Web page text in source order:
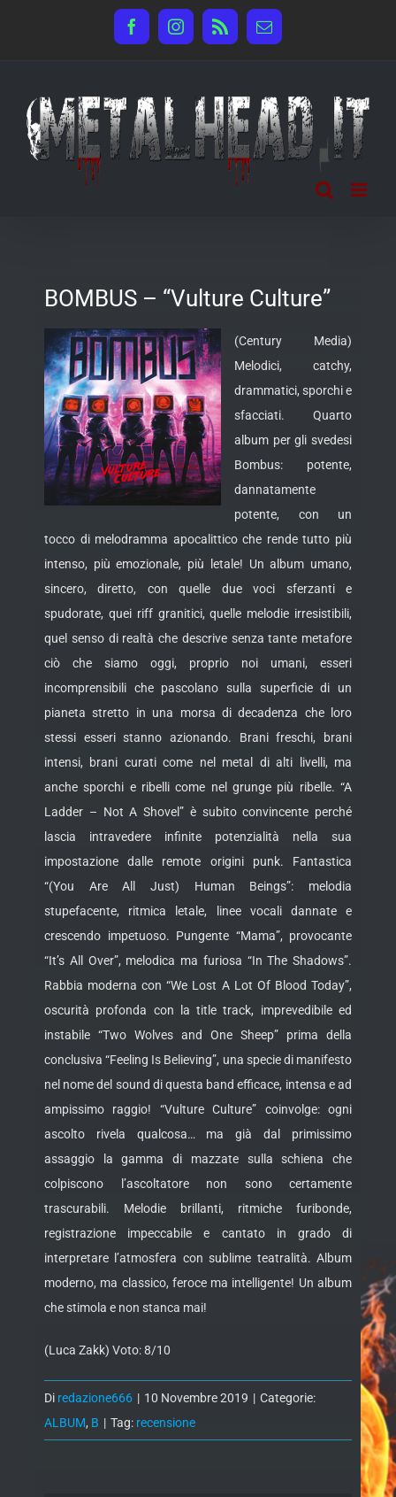
FacebookInstagram
Rss Email
BOMBUS – “Vulture Culture”
(Century Media)
Melodici, catchy,
drammatici, sporchi e
sfacciati. Quarto
album per gli svedesi
Bombus: potente,
dannatamente
potente, con un
tocco di melodramma apocalittico che rende tutto più
intenso, più emozionale, più letale! Un album umano,
sincero, diretto, con quelle due voci sferzanti e
spudorate, quei riff granitici, quelle melodie irresistibili,
quel senso di realtà che descrive senza tante metafore
ciò che siamo oggi, proprio noi umani, esseri
incomprensibili che pascolano sulla superficie di un
pianeta stretto in una morsa di decadenza che loro
stessi esseri stanno azionando. Brani freschi, brani
intensi, brani curati come nel metal di alti livelli, ma
anche sporchi e ribelli come nel grunge più ribelle. “A
Ladder – Not A Shovel” è subito convincente perché
lascia intravedere infinite potenzialità nella sua
impostazione dalle remote origini punk. Fantastica
“(You Are All Just) Human Beings”: melodia
stupefacente, ritmica letale, linee vocali dannate e
crescendo impetuoso. Pungente “Mama”, provocante
“It’s All Over”, melodica ma furiosa “In The Shadows”.
Rabbia moderna con “We Lost A Lot Of Blood Today”,
oscurità profonda con la title track, imprevedibile ed
instabile “Two Wolves and One Sheep” prima della
conclusiva “Feeling Is Believing”, una specie di manifesto
nel nome del sound di questa band efficace, intensa e ad
ampissimo raggio! “Vulture Culture” coinvolge: ogni
ascolto rivela qualcosa… ma già dal primissimo
assaggio la gamma di mazzate sulla schiena che
colpiscono l’ascoltatore non sono certamente
trascurabili. Melodie brillanti, ritmiche furibonde,
registrazione impeccabile e cantato in grado di
interpretare l’atmosfera con sublime teatralità. Album
moderno, ma classico, feroce ma intelligente! Un album
che stimola e non stanca mai!
(Luca Zakk) Voto: 8/10
Di redazione666 | 10 Novembre 2019 | Categorie:
ALBUM, B | Tag: recensione